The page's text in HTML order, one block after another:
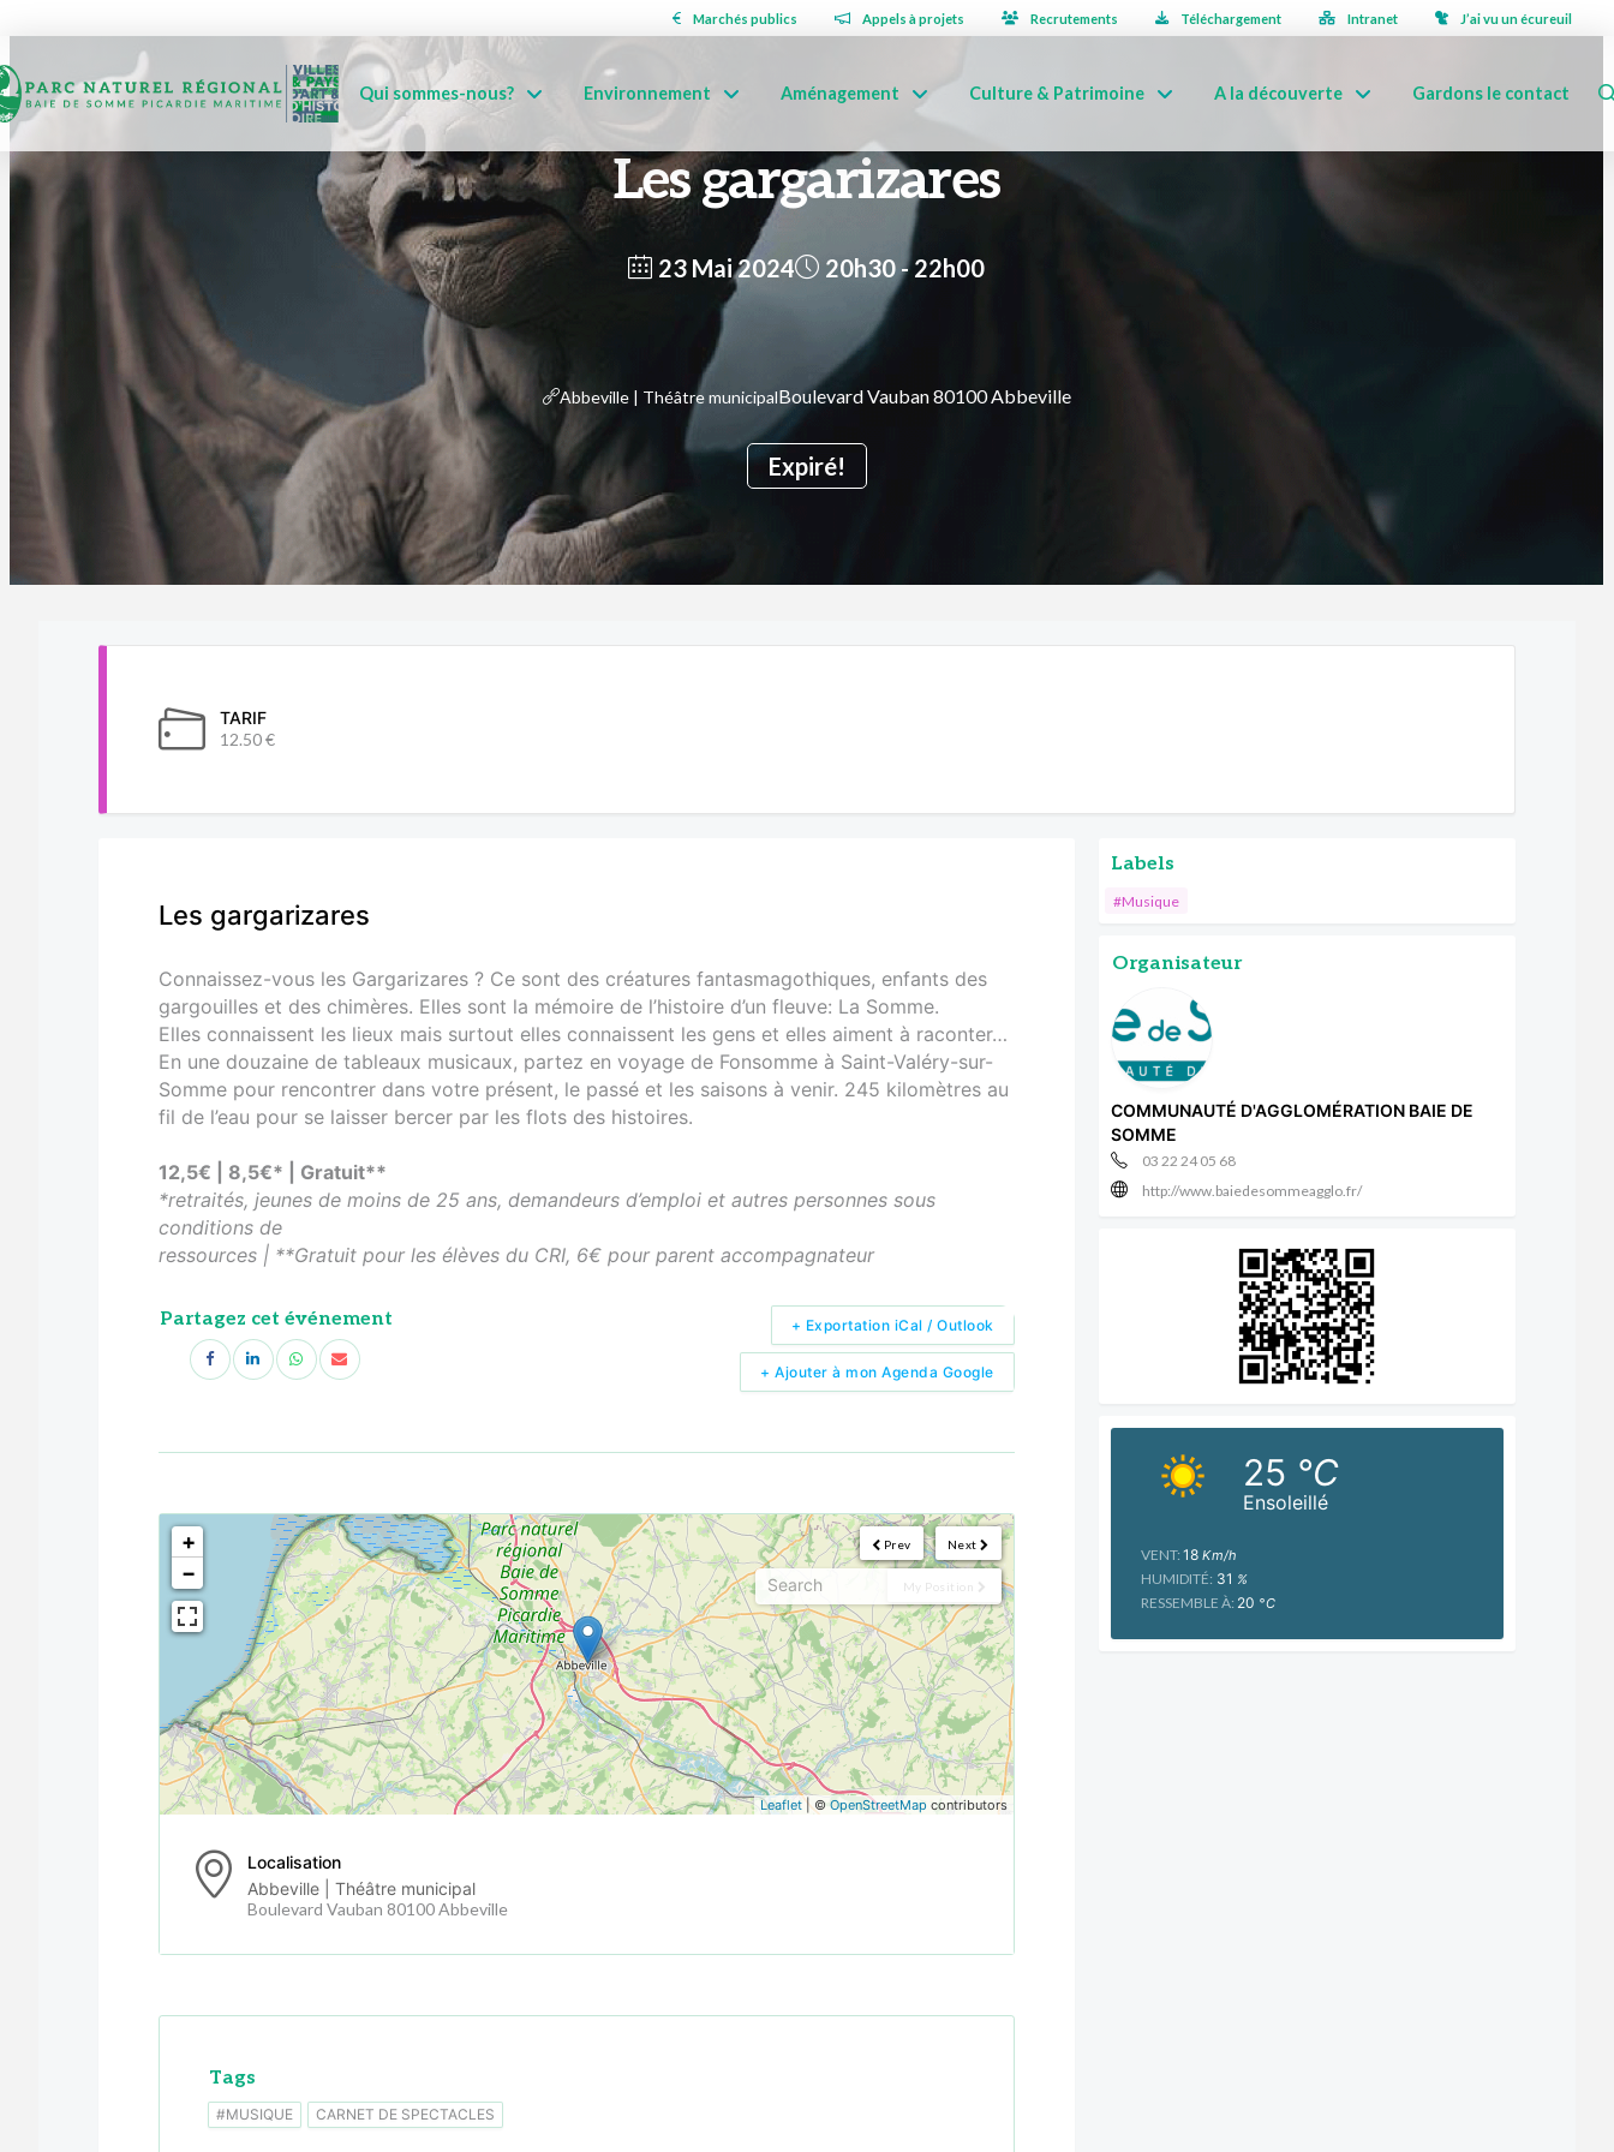
Marchés publics Appels à projets Recrutements Téléchargement Intranet J’ai vu un écureuil
Qui sommes-nous? Environnement Aménagement Culture & Patrimoine A la découverte Gardons le contact
Les gargarizares
23 Mai 2024
Expiré!
20h30 - 22h00
Abbeville | Théâtre municipalBoulevard Vauban 80100 Abbeville
TARIF
12.50 €
Les gargarizares
Connaissez-vous les Gargarizares ? Ce sont des créatures fantasmagothiques, enfants des
gargouilles et des chimères. Elles sont la mémoire de l’histoire d’un fleuve: La Somme.
Elles connaissent les lieux mais surtout elles connaissent les gens et elles aiment à raconter…
En une douzaine de tableaux musicaux, partez en voyage de Fonsomme à Saint-Valéry-sur-
Somme pour rencontrer dans votre présent, le passé et les saisons à venir. 245 kilomètres au
fil de l’eau pour se laisser bercer par les flots des histoires.
12,5€ | 8,5€* | Gratuit**
*retraités, jeunes de moins de 25 ans, demandeurs d’emploi et autres personnes sous
conditions de
ressources | **Gratuit pour les élèves du CRI, 6€ pour parent accompagnateur
Partagez cet événement
+ Ajouter à mon Agenda Google
+ Exportation iCal / Outlook
Next
Prev
My Position
<!---->
+
−
Leaflet| © OpenStreetMap contributors
Localisation
Abbeville | Théâtre municipal
Boulevard Vauban 80100 Abbeville
Tags
#MUSIQUE CARNET DE SPECTACLES
Labels
#Musique
Organisateur
COMMUNAUTÉ D'AGGLOMÉRATION BAIE DE
SOMME
03 22 24 05 68
http://www.baiedesommeagglo.fr/
Ensoleillé
25 °C
VENT: 18Km/h
HUMIDITÉ: 31 %
RESSEMBLE À: 20 °C